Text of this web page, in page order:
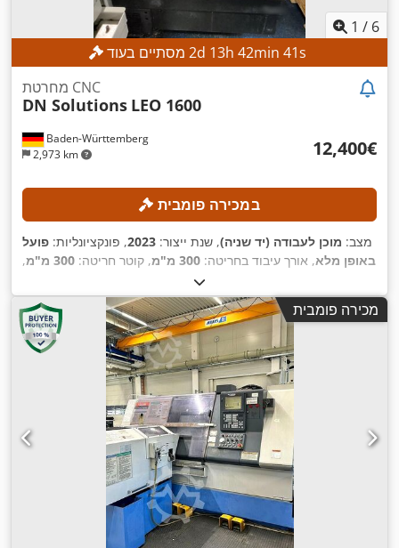
1 / 6
2d 13h 42min 39s
Baden-Württemberg
2,973 km
מחרטת CNC
DN Solutions LEO 1600
‏12,400 ‏€
במכירה פומבית
מצב: מוכן לעבודה (יד שניה), שנת ייצור: 2023, פונקציונליות: פועל
באופן מלא, אורך עיבוד בחריטה: 300 מ"מ , קוטר חריטה: 300 מ"מ
,
, מהירות ציר (מקסימלית):
בקר:FANUC CNC,
מכירה פומבית